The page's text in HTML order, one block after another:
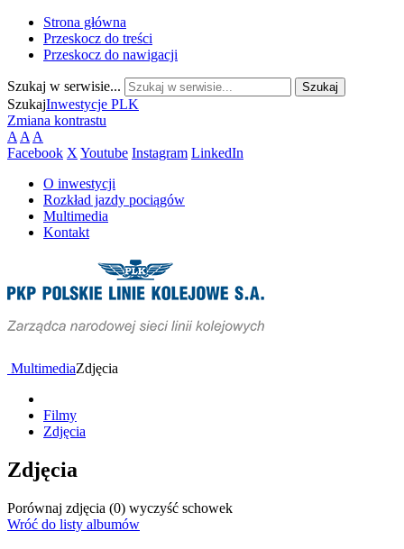
Strona główna
Przeskocz do treści
Przeskocz do nawigacji
Szukaj w serwisie...
SzukajInwestycje PLK
Zmiana kontrastu
A A A
Facebook X Youtube Instagram LinkedIn
O inwestycji
Rozkład jazdy pociągów
Multimedia
Kontakt
MultimediaZdjęcia
Filmy
Zdjęcia
Zdjęcia
Porównaj zdjęcia (0) wyczyść schowek
Wróć do listy albumów